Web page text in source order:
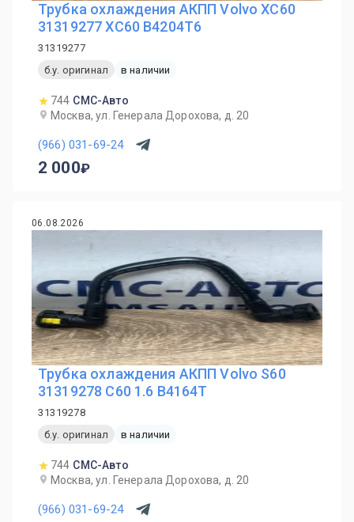
Трубка охлаждения АКПП Volvo XC60
31319277 ХС60 B4204T6
31319277
б.у. оригинал
в наличии
744 СМС-Авто
Москва, ул. Генерала Дорохова, д. 20
(966) 031-69-24
2 000
06.08.2026
Трубка охлаждения АКПП Volvo S60
31319278 С60 1.6 B4164T
31319278
б.у. оригинал
в наличии
744 СМС-Авто
Москва, ул. Генерала Дорохова, д. 20
(966) 031-69-24